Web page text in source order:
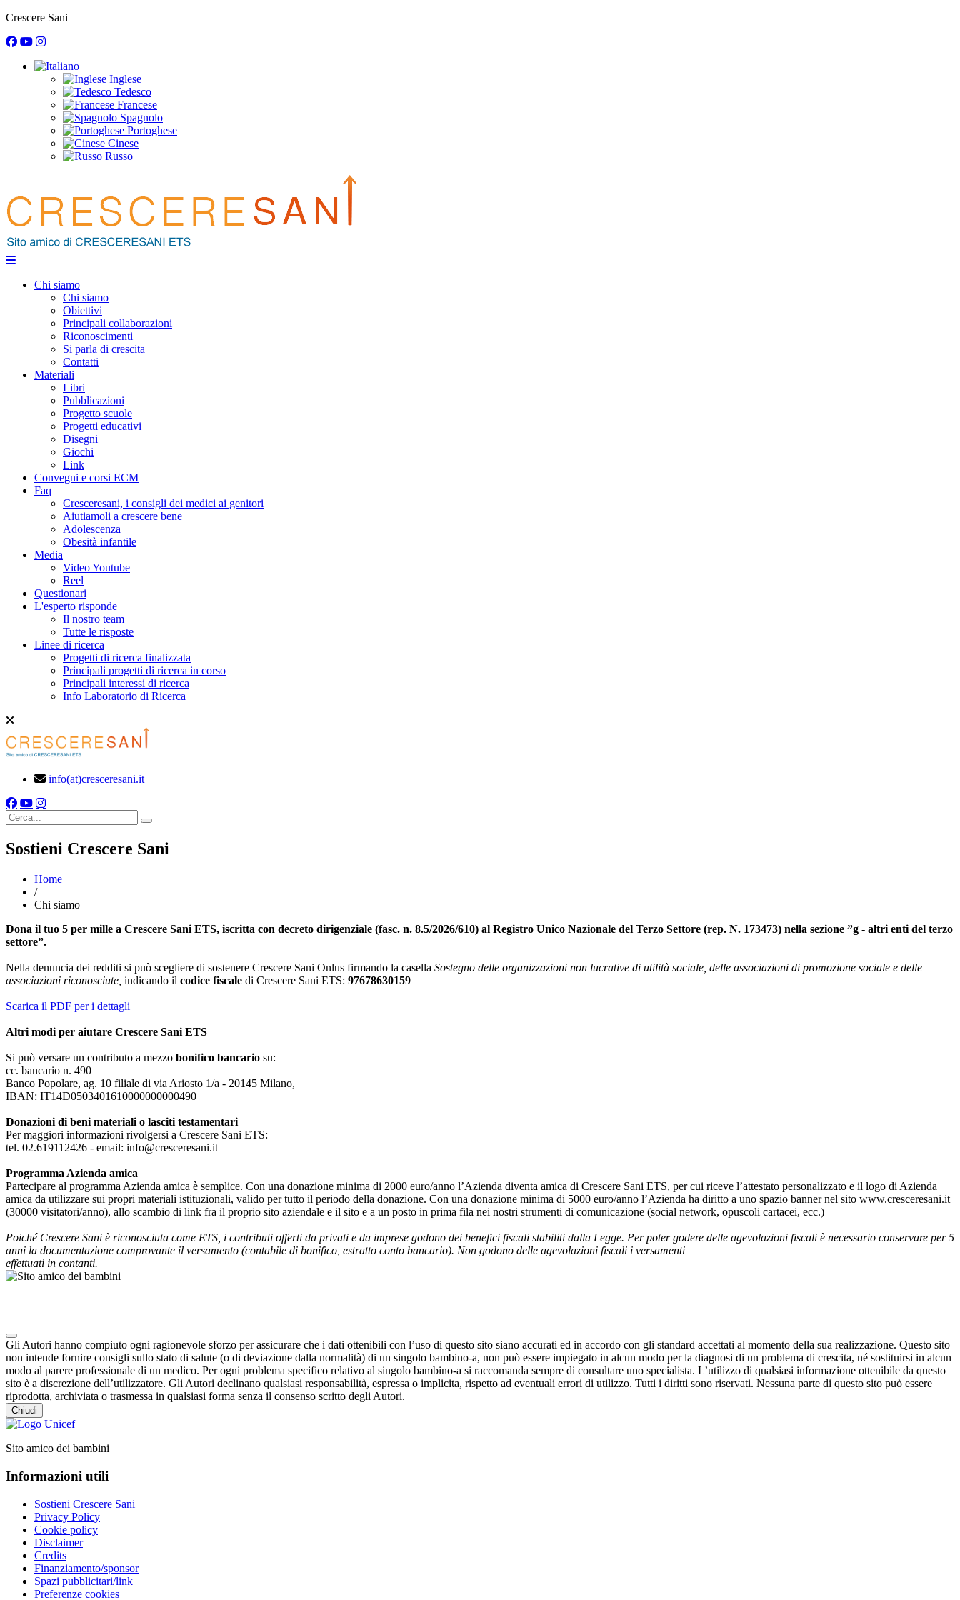
Crescere Sani
Inglese
Tedesco
Francese
Spagnolo
Portoghese
Cinese
Russo
Chi siamo
Chi siamo
Obiettivi
Principali collaborazioni
Riconoscimenti
Si parla di crescita
Contatti
Materiali
Libri
Pubblicazioni
Progetto scuole
Progetti educativi
Disegni
Giochi
Link
Convegni e corsi ECM
Faq
Cresceresani, i consigli dei medici ai genitori
Aiutiamoli a crescere bene
Adolescenza
Obesità infantile
Media
Video Youtube
Reel
Questionari
L'esperto risponde
Il nostro team
Tutte le risposte
Linee di ricerca
Progetti di ricerca finalizzata
Principali progetti di ricerca in corso
Principali interessi di ricerca
Info Laboratorio di Ricerca
info(at)cresceresani.it
Cerca
Sostieni Crescere Sani
Home
/
Chi siamo
Dona il tuo 5 per mille a Crescere Sani ETS, iscritta con decreto dirigenziale (fasc. n. 8.5/2026/610) al Registro Unico Nazionale del Terzo Settore (rep. N. 173473) nella sezione ”g - altri enti del terzo
settore”.
Nella denuncia dei redditi si può scegliere di sostenere Crescere Sani Onlus firmando la casella Sostegno delle organizzazioni non lucrative di utilità sociale, delle associazioni di promozione sociale e delle
associazioni riconosciute, indicando il codice fiscale di Crescere Sani ETS: 97678630159
Scarica il PDF per i dettagli
Altri modi per aiutare Crescere Sani ETS
Si può versare un contributo a mezzo bonifico bancario su:
cc. bancario n. 490
Banco Popolare, ag. 10 filiale di via Ariosto 1/a - 20145 Milano,
IBAN: IT14D0503401610000000000490
Donazioni di beni materiali o lasciti testamentari
Per maggiori informazioni rivolgersi a Crescere Sani ETS:
tel. 02.619112426 - email: info@cresceresani.it
Programma Azienda amica
Partecipare al programma Azienda amica è semplice. Con una donazione minima di 2000 euro/anno l’Azienda diventa amica di Crescere Sani ETS, per cui riceve l’attestato personalizzato e il logo di Azienda
amica da utilizzare sui propri materiali istituzionali, valido per tutto il periodo della donazione. Con una donazione minima di 5000 euro/anno l’Azienda ha diritto a uno spazio banner nel sito www.cresceresani.it
(30000 visitatori/anno), allo scambio di link fra il proprio sito aziendale e il sito e a un posto in prima fila nei nostri strumenti di comunicazione (social network, opuscoli cartacei, ecc.)
Poiché Crescere Sani è riconosciuta come ETS, i contributi offerti da privati e da imprese godono dei benefici fiscali stabiliti dalla Legge. Per poter godere delle agevolazioni fiscali è necessario conservare per 5
anni la documentazione comprovante il versamento (contabile di bonifico, estratto conto bancario). Non godono delle agevolazioni fiscali i versamenti
effettuati in contanti.
Gli Autori hanno compiuto ogni ragionevole sforzo per assicurare che i dati ottenibili con l’uso di questo sito siano accurati ed in accordo con gli standard accettati al momento della sua realizzazione. Questo sito
non intende fornire consigli sullo stato di salute (o di deviazione dalla normalità) di un singolo bambino-a, non può essere impiegato in alcun modo per la diagnosi di un problema di crescita, né sostituirsi in alcun
modo al parere professionale di un medico. Per ogni problema specifico relativo al singolo bambino-a si raccomanda sempre di consultare uno specialista. L’utilizzo di qualsiasi informazione ottenibile da questo
sito è a discrezione dell’utilizzatore. Gli Autori declinano qualsiasi responsabilità, espressa o implicita, rispetto ad eventuali errori di utilizzo. Tutti i diritti sono riservati. Nessuna parte di questo sito può essere
riprodotta, archiviata o trasmessa in qualsiasi forma senza il consenso scritto degli Autori.
Chiudi
Sito amico dei bambini
Informazioni utili
Sostieni Crescere Sani
Privacy Policy
Cookie policy
Disclaimer
Credits
Finanziamento/sponsor
Spazi pubblicitari/link
Preferenze cookies